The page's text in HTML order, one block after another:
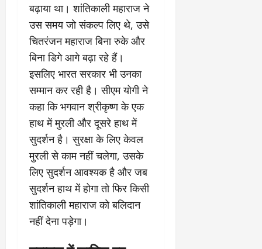
बढ़ाया था। शांतिकाली महाराज ने
उस समय जो संकल्प लिए थे, उसे
चितरंजन महाराज बिना रुके और
बिना डिगे आगे बढ़ा रहे हैं।
इसलिए भारत सरकार भी उनका
सम्मान कर रही है। सीएम योगी ने
कहा कि भगवान श्रीकृष्ण के एक
हाथ में मुरली और दूसरे हाथ में
सुदर्शन है। सुरक्षा के लिए केवल
मुरली से काम नहीं चलेगा, उसके
लिए सुदर्शन आवश्यक है और जब
सुदर्शन हाथ में होगा तो फिर किसी
शांतिकाली महाराज को बलिदान
नहीं देना पड़ेगा।